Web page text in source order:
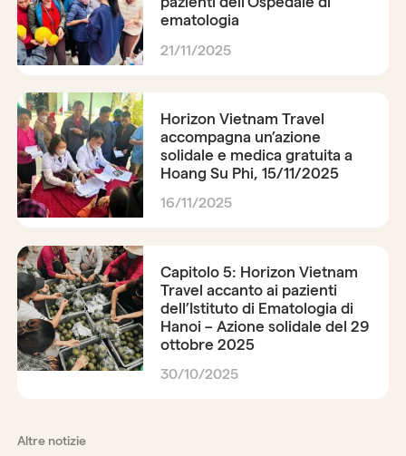
ematologia
21/11/2025
Horizon Vietnam Travel
accompagna un’azione
solidale e medica gratuita a
Hoang Su Phi, 15/11/2025
16/11/2025
Capitolo 5: Horizon Vietnam
Travel accanto ai pazienti
dell’Istituto di Ematologia di
Hanoi – Azione solidale del 29
ottobre 2025
30/10/2025
Altre notizie